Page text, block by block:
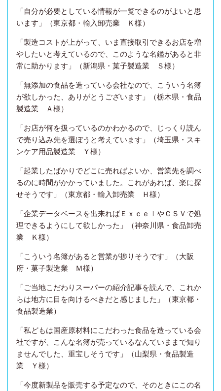
「自分が必要としている情報が一覧できるのがよいと思
います」（東京都・輸入卸売業 Ｋ様）
「製造コストが上がって、いま直接取引できるお店を増
やしたいと考えているので、このような名鑑があると非
常に助かります」（新潟県・菓子製造業 Ｓ様）
「無添加の食品を造っている会社なので、こういう名簿
が欲しかった、ありがとうございます」（栃木県・食品
製造業 Ａ様）
「お店が何を扱っているのかわかるので、じっくり読ん
で売り込み先を選ぼうと考えています」（埼玉県・スキ
ンケア用品製造業 Ｙ様）
「起業したばかりでどこに売ればよいか、営業先を調べ
るのに時間がかかっていました。これがあれば、楽に探
せそうです」（東京都・輸入卸売業 Ｈ様）
「企業データベースを出来ればＥｘｃｅｌやＣＳＶで処
理できるようにして欲しかった」（神奈川県・食品卸売
業 Ｋ様）
「こういう名簿があると営業が捗りそうです」（大阪
府・菓子製造業 Ｍ様）
「ご当地こだわりスーパーの紹介記事を読んで、これか
らは地方に目を向けるべきだと感じました」（東京都・
食品製造業）
「私どもは国産原材料にこだわった食品を造っている会
社ですが、こんな名簿が売っているなんていままで知り
ませんでした、重宝しそうです」（山梨県・食品製造
業 Ｙ様）
「今度新製品を販売する予定なので、そのときにこの名